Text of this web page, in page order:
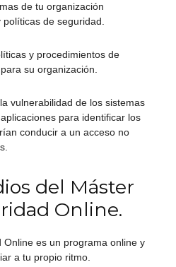
de tu organización
de seguridad.
y procedimientos de
su organización.
vulnerabilidad de los sistemas
para identificar los
conducir a un acceso no
del Máster
Online.
es un programa online y
a tu propio ritmo.